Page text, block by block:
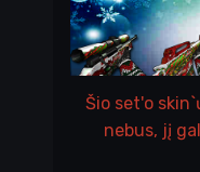
Šio set'o
nebus, jį